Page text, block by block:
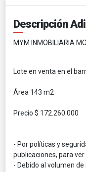
Descripción
MYM INMOBILIARIA
Lote en venta en el
Área 143 m2
Precio $ 172.260.000
- Por políticas y
publicaciones, para
- Debido al volumen